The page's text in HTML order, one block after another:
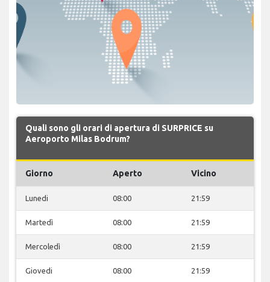
Quali sono gli orari di apertura di SURPRICE su
Aeroporto Milas Bodrum?
Giorno Aperto Vicino
Lunedi 08:00 21:59
Martedì 08:00 21:59
Mercoledì 08:00 21:59
Giovedi 08:00 21:59